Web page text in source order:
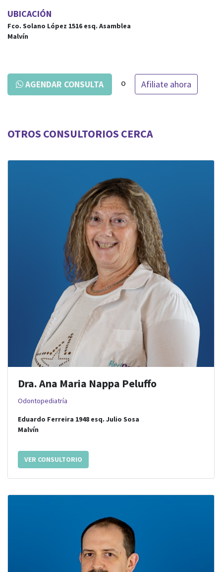
UBICACIÓN
Fco. Solano López 1516 esq. Asamblea
Malvín
AGENDAR CONSULTA o Afiliate ahora
OTROS CONSULTORIOS CERCA
Dra. Ana Maria Nappa Peluffo
Odontopediatría
Eduardo Ferreira 1948 esq. Julio Sosa
Malvín
VER CONSULTORIO